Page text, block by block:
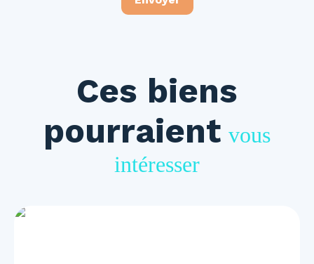
Ces biens
pourraient vous
intéresser